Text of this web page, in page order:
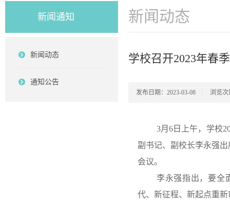
新闻通知
新闻动态
通知公告
新闻动态
学校召开2023年春
发布日期：2023-03-08 浏览次
3月6日上午，学校
副书记、副校长李永强
会议。
李永强指出，要全
代、新征程、新起点重